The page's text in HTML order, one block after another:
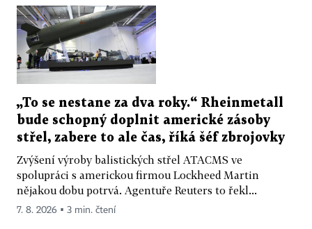
„To se nestane za dva roky.“ Rheinmetall
bude schopný doplnit americké zásoby
střel, zabere to ale čas, říká šéf zbrojovky
Zvýšení výroby balistických střel ATACMS ve
spolupráci s americkou firmou Lockheed Martin
nějakou dobu potrvá. Agentuře Reuters to řekl...
7. 8. 2026 ▪ 3 min. čtení